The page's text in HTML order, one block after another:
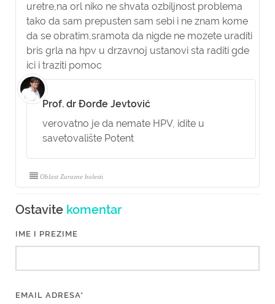
uretre,na orl niko ne shvata ozbiljnost problema
tako da sam prepusten sam sebi i ne znam kome
da se obratim,sramota da nigde ne mozete uraditi
bris grla na hpv u drzavnoj ustanovi sta raditi gde
ici i traziti pomoc
Prof. dr Đorđe Jevtović
verovatno je da nemate HPV, idite u
savetovalište Potent
Oblast Zarazne bolesti
Ostavite komentar
IME I PREZIME
EMAIL ADRESA*